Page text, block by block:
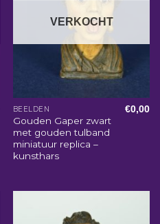
VERKOCHT
BEELDEN
Gouden Gaper zwart
met gouden tulband
miniatuur replica –
kunsthars
€0,00